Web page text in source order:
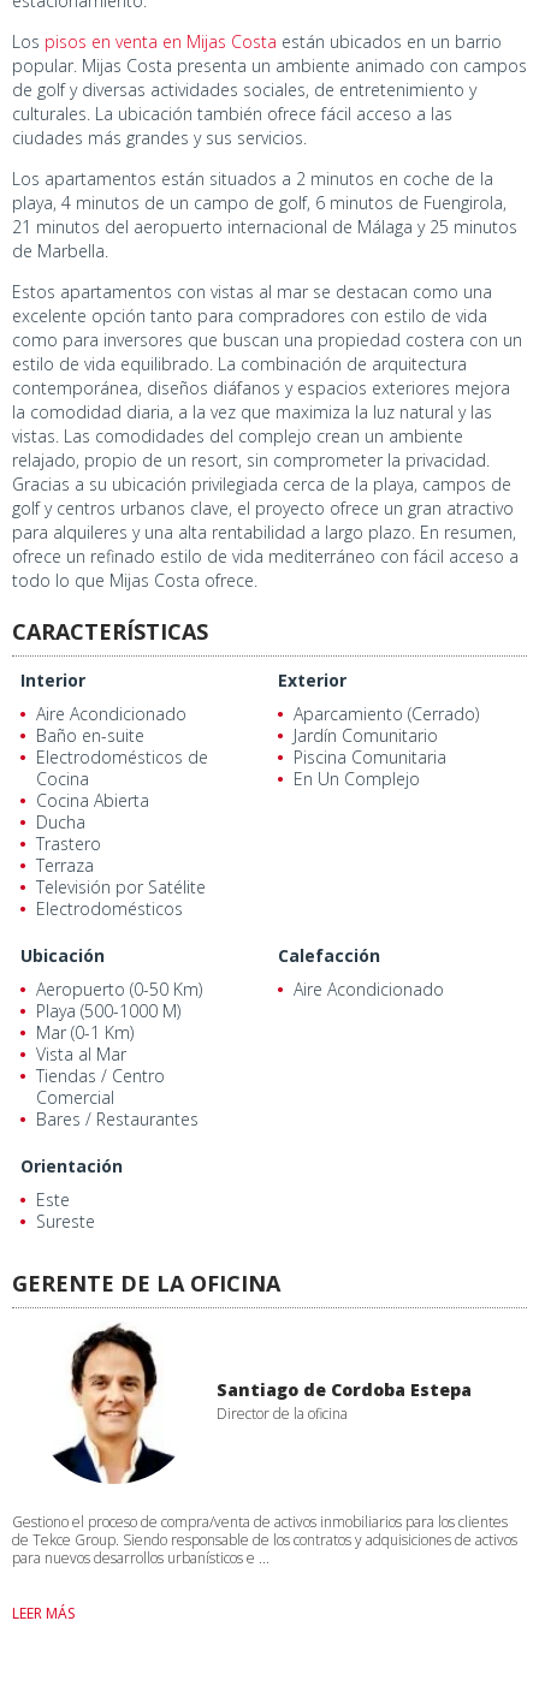
Los pisos en venta en Mijas Costa están ubicados en un barrio
popular. Mijas Costa presenta un ambiente animado con campos
de golf y diversas actividades sociales, de entretenimiento y
culturales. La ubicación también ofrece fácil acceso a las
ciudades más grandes y sus servicios.
Los apartamentos están situados a 2 minutos en coche de la
playa, 4 minutos de un campo de golf, 6 minutos de Fuengirola,
21 minutos del aeropuerto internacional de Málaga y 25 minutos
de Marbella.
Estos apartamentos con vistas al mar se destacan como una
excelente opción tanto para compradores con estilo de vida
como para inversores que buscan una propiedad costera con un
estilo de vida equilibrado. La combinación de arquitectura
contemporánea, diseños diáfanos y espacios exteriores mejora
la comodidad diaria, a la vez que maximiza la luz natural y las
vistas. Las comodidades del complejo crean un ambiente
relajado, propio de un resort, sin comprometer la privacidad.
Gracias a su ubicación privilegiada cerca de la playa, campos de
golf y centros urbanos clave, el proyecto ofrece un gran atractivo
para alquileres y una alta rentabilidad a largo plazo. En resumen,
ofrece un refinado estilo de vida mediterráneo con fácil acceso a
todo lo que Mijas Costa ofrece.
CARACTERÍSTICAS
Interior
Aire Acondicionado
Baño en-suite
Electrodomésticos de
Cocina
Cocina Abierta
Ducha
Trastero
Terraza
Televisión por Satélite
Electrodomésticos
Exterior
Aparcamiento (Cerrado)
Jardín Comunitario
Piscina Comunitaria
En Un Complejo
Ubicación
Aeropuerto (0-50 Km)
Playa (500-1000 M)
Mar (0-1 Km)
Vista al Mar
Tiendas / Centro
Comercial
Bares / Restaurantes
Calefacción
Aire Acondicionado
Orientación
Este
Sureste
GERENTE DE LA OFICINA
Santiago de Cordoba Estepa
Director de la oficina
Gestiono el proceso de compra/venta de activos inmobiliarios para los clientes
de Tekce Group. Siendo responsable de los contratos y adquisiciones de activos
para nuevos desarrollos urbanísticos e ...
LEER MÁS